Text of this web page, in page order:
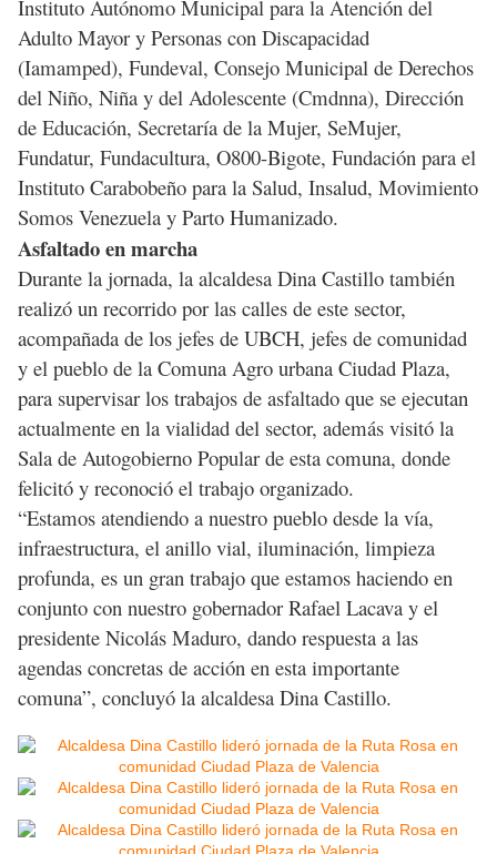
Instituto Autónomo Municipal para la Atención del
Adulto Mayor y Personas con Discapacidad
(Iamamped), Fundeval, Consejo Municipal de Derechos
del Niño, Niña y del Adolescente (Cmdnna), Dirección
de Educación, Secretaría de la Mujer, SeMujer,
Fundatur, Fundacultura, O800-Bigote, Fundación para el
Instituto Carabobeño para la Salud, Insalud, Movimiento
Somos Venezuela y Parto Humanizado.
Asfaltado en marcha
Durante la jornada, la alcaldesa Dina Castillo también
realizó un recorrido por las calles de este sector,
acompañada de los jefes de UBCH, jefes de comunidad
y el pueblo de la Comuna Agro urbana Ciudad Plaza,
para supervisar los trabajos de asfaltado que se ejecutan
actualmente en la vialidad del sector, además visitó la
Sala de Autogobierno Popular de esta comuna, donde
felicitó y reconoció el trabajo organizado.
“Estamos atendiendo a nuestro pueblo desde la vía,
infraestructura, el anillo vial, iluminación, limpieza
profunda, es un gran trabajo que estamos haciendo en
conjunto con nuestro gobernador Rafael Lacava y el
presidente Nicolás Maduro, dando respuesta a las
agendas concretas de acción en esta importante
comuna”, concluyó la alcaldesa Dina Castillo.